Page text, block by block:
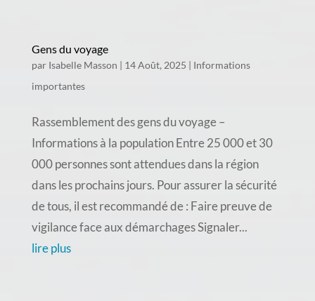
Gens du voyage
par Isabelle Masson | 14 Août, 2025 | Informations
importantes
Rassemblement des gens du voyage –
Informations à la population Entre 25 000 et 30
000 personnes sont attendues dans la région
dans les prochains jours. Pour assurer la sécurité
de tous, il est recommandé de : Faire preuve de
vigilance face aux démarchages Signaler...
lire plus